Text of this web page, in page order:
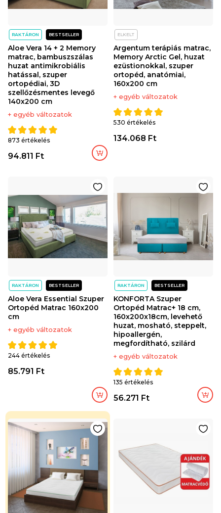
RAKTÁRON BESTSELLER
Aloe Vera 14 + 2 Memory
matrac, bambuszszálas
huzat antimikrobiális
hatással, szuper
ortopédiai, 3D
szellőzésmentes levegő
140x200 cm
+ egyéb változatok
873 értékelés
94.811 Ft
ELKELT
Argentum terápiás matrac,
Memory Arctic Gel, huzat
ezüstionokkal, szuper
ortopéd, anatómiai,
160x200 cm
+ egyéb változatok
530 értékelés
134.068 Ft
RAKTÁRON BESTSELLER
Aloe Vera Essential Szuper
Ortopéd Matrac 160x200
cm
+ egyéb változatok
244 értékelés
85.791 Ft
RAKTÁRON BESTSELLER
KONFORTA Szuper
Ortopéd Matrac+ 18 cm,
160x200x18cm, levehető
huzat, mosható, steppelt,
hipoallergén,
megfordítható, szilárd
+ egyéb változatok
135 értékelés
56.271 Ft